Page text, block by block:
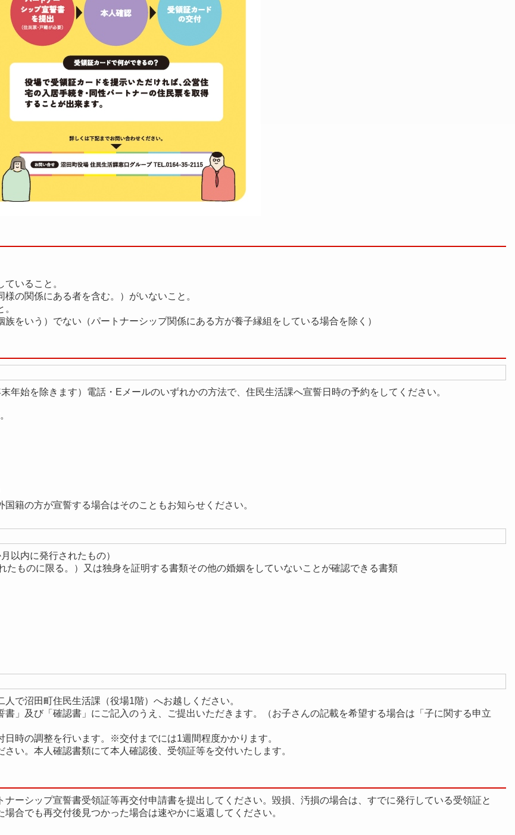
いること。
の関係にある者を含む。）がいないこと。
をいう）でない（パートナーシップ関係にある方が養子縁組をしている場合を除く）
年始を除きます）電話・Eメールのいずれかの方法で、住民生活課へ宣誓日時の予約をしてください。
の方が宣誓する場合はそのこともお知らせください。
以内に発行されたもの）
たものに限る。）又は独身を証明する書類その他の婚姻をしていないことが確認できる書類
で沼田町住民生活課（役場1階）へお越しください。
」及び「確認書」にご記入のうえ、ご提出いただきます。（お子さんの記載を希望する場合は「子に関する申立
時の調整を行います。※交付までには1週間程度かかります。
い。本人確認書類にて本人確認後、受領証等を交付いたします。
ーシップ宣誓書受領証等再交付申請書を提出してください。毀損、汚損の場合は、すでに発行している受領証と
合でも再交付後見つかった場合は速やかに返還してください。